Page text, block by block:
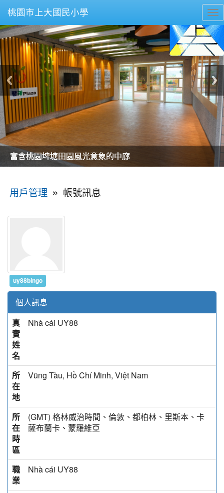
桃園市上大國民小學
美麗的操場是我們活力的來源
美麗的操場是我們活力的來源
煥然一新的小司令台
煥然一新的小司令台
富含桃園埤塘田園風光意象的中廊
富含桃園埤塘田園風光意象的中廊
嶄新的中庭廣場
嶄新的中庭廣場
水生池生生不息
水生池生生不息
用戶管理 » 帳號訊息
uy88bingo
個人訊息
真
實
姓
名
Nhà cái UY88
所
在
地
Vũng Tàu, Hồ Chí Minh, Việt Nam
所
在
時
區
(GMT) 格林威治時間、倫敦、都柏林、里斯本、卡
薩布蘭卡、蒙羅維亞
職
業
Nhà cái UY88